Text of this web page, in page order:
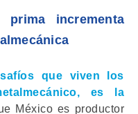
prima incrementa
que viven los
es la
México es productor